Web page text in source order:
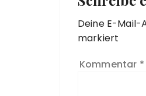
Deine E-
markiert
Kommentar *